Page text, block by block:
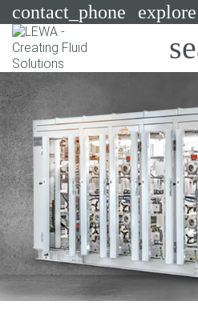
contact_phone explore
Suchen
Pumpen
Systeme
Branchen
Anwendungen
Services
Consulting